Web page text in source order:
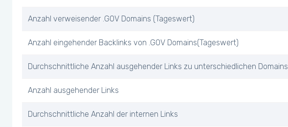
Anzahl verweisender .GOV Domains (Tageswert)
Anzahl eingehender Backlinks von .GOV Domains(Tageswert)
Durchschnittliche Anzahl ausgehender Links zu unterschiedlichen Domains
Anzahl ausgehender Links
Durchschnittliche Anzahl der internen Links